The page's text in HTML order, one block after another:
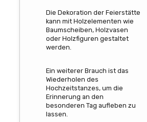
Die Dekoration der Feierstätte
kann mit Holzelementen wie
Baumscheiben, Holzvasen
oder Holzfiguren gestaltet
werden.
Ein weiterer Brauch ist das
Wiederholen des
Hochzeitstanzes, um die
Erinnerung an den
besonderen Tag aufleben zu
lassen.